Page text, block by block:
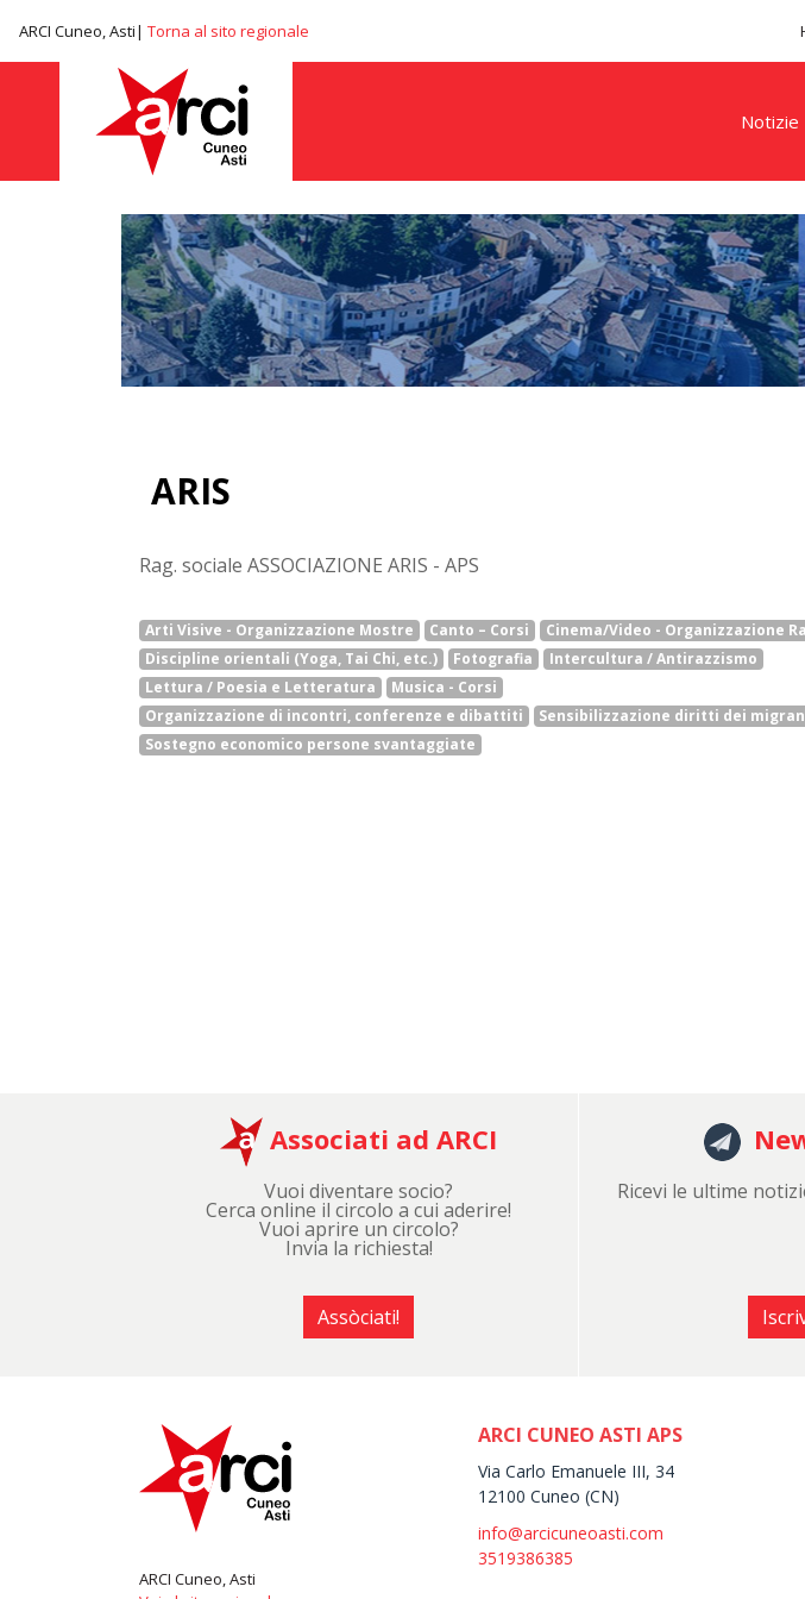
ARCI Cuneo, Asti| Torna al sito regionale
Notizie
ARIS
Rag. sociale ASSOCIAZIONE ARIS - APS
Arti Visive - Organizzazione Mostre Canto – Corsi
Cinema/Video - Organizzazione
Discipline orientali (Yoga, Tai Chi, etc.)
Fotografia
Intercultura / Antirazzismo
Lettura / Poesia e Letteratura
Musica - Corsi
Organizzazione di incontri, conferenze e dibattiti
Sensibilizzazione diritti dei
Sostegno economico persone svantaggiate
Associati ad ARCI
Vuoi diventare socio?
Cerca online il circolo a cui aderire!
Vuoi aprire un circolo?
Invia la richiesta!
Assòciati!
Ricevi le ultime
ARCI Cuneo, Asti
ARCI CUNEO ASTI APS
Via Carlo Emanuele III, 34
12100 Cuneo (CN)
info@arcicuneoasti.com
3519386385